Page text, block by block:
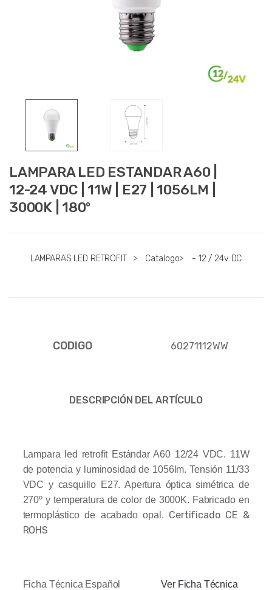
LAMPARA LED ESTANDAR A60 |
12-24 VDC | 11W | E27 | 1056LM |
3000K | 180º
LAMPARAS LED RETROFIT > Catalogo> - 12 / 24v DC
CODIGO 60271112WW
DESCRIPCIÓN DEL ARTÍCULO
Lampara led retrofit Estándar A60 12/24 VDC. 11W
de potencia y luminosidad de 1056lm. Tensión 11/33
VDC y casquillo E27. Apertura óptica simétrica de
270º y temperatura de color de 3000K. Fabricado en
termoplástico de acabado opal. Certificado CE &
ROHS
Ficha Técnica Español Ver Ficha Técnica